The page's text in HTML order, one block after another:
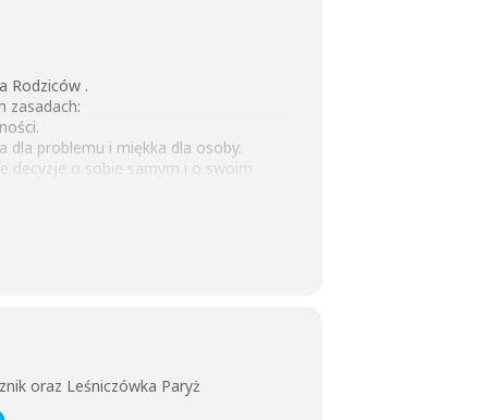
Rodziców .
zasadach:
dla problemu i miękka dla osoby.
decyzje o sobie samym i o swoim
oraz Leśniczówka Paryż